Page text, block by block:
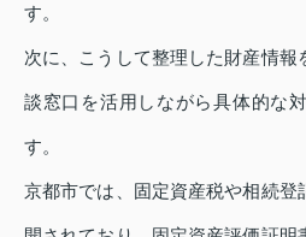
す。
次に、こうして整理した財産情報
談窓口を活用しながら具体的な
す。
京都市では、固定資産税や相続登